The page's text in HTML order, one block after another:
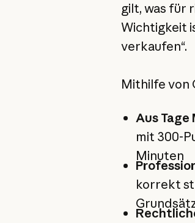
gilt, was für
Wichtigkeit
verkaufen“.
Mithilfe von
Aus Tage
mit 300-
Minuten
korrekt